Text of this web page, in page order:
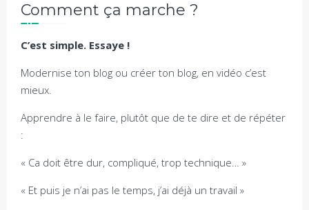
Comment ça marche ?
C’est simple. Essaye !
Modernise ton blog ou créer ton blog, en vidéo c’est
mieux.
Apprendre à le faire, plutôt que de te dire et de répéter
:
« Ca doit être dur, compliqué, trop technique… »
« Et puis je n’ai pas le temps, j’ai déjà un travail »